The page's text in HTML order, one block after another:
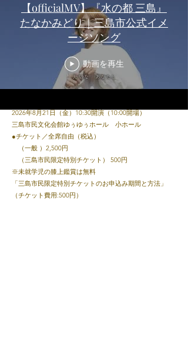
【officialMV】『水の都 三島』
たなかみどり｜三島市公式イメ
ージソング
動画を再生
YouTube
しあわせ虹色⭐︎
ファミリーコンサート
三島市民文化会館小ホール客席がリューアルされること
その完成セレモニーに合わせてコンサート開催します！
2026年8月21日（金）10:30開演（10:00開場）
三島市民文化会館ゆぅゆぅホール 小ホール
●チケット／全席自由（税込）
（一般 ）2,500円
（三島市民限定特別チケット） 500円
※未就学児の膝上鑑賞は無料
「三島市民限定特別チケットのお申込み期間と方法」
（チケット費用:500円）